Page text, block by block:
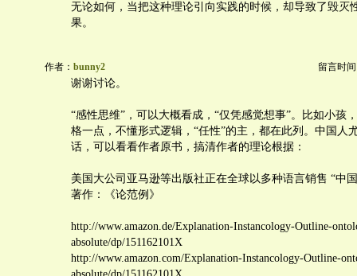
无论如何，当把这种理论引向实践的时候，却导致了毁灭
果。
作者： bunny2 留言时间
谢谢讨论。
“感性思维”，可以大概看成，“仅凭感觉想事”。比如小孩
格一点，不懂形式逻辑，“任性”的主，都在此列。中国人
话，可以看看作者原书，搞清作者的理论根据：
美国大公司亚马逊等出版社正在全球以多种语言销售 “中
著作：《论范例》
http://www.amazon.de/Explanation-Instancology-Outline-
absolute/dp/151162101X
http://www.amazon.com/Explanation-Instancology-Outline-